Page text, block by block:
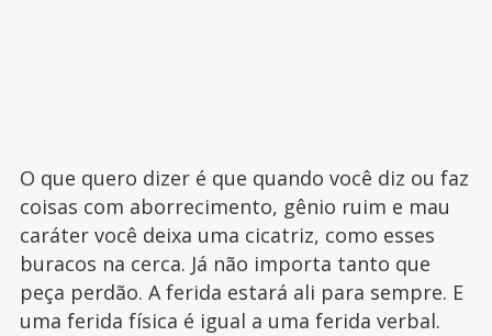
O que quero dizer é que quando você diz ou faz
coisas com aborrecimento, gênio ruim e mau
caráter você deixa uma cicatriz, como esses
buracos na cerca. Já não importa tanto que
peça perdão. A ferida estará ali para sempre. E
uma ferida física é igual a uma ferida verbal.